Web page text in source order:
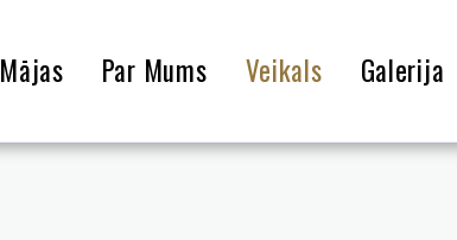
Mājas Par Mums Veikals Galerija